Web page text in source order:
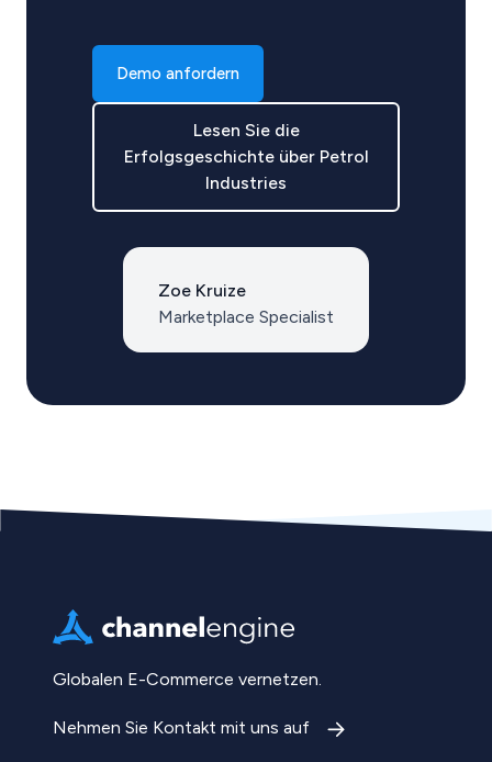
Demo anfordern
Lesen Sie die
Erfolgsgeschichte über Petrol
Industries
Zoe Kruize
Marketplace Specialist
Globalen E-Commerce vernetzen.
Nehmen Sie Kontakt mit uns auf